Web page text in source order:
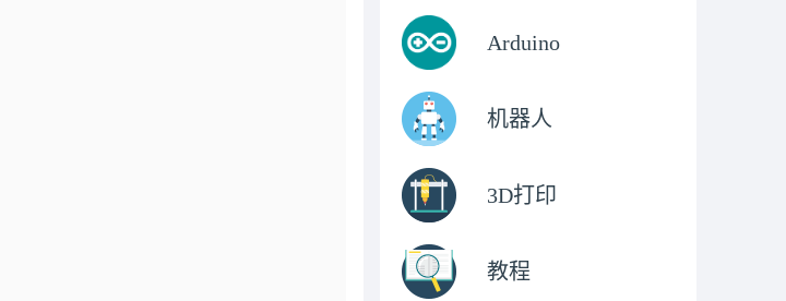
Arduino
机器人
3D打印
教程